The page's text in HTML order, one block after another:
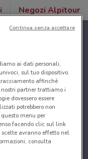
Negozi Alpitour
ai dati personali,
sul tuo dispositivo.
affinché
partner trattiamo i
dovessero essere
potrebbero non
menu per
facendo clic sul link
avranno effetto nel
consulta
Continua senza accettare